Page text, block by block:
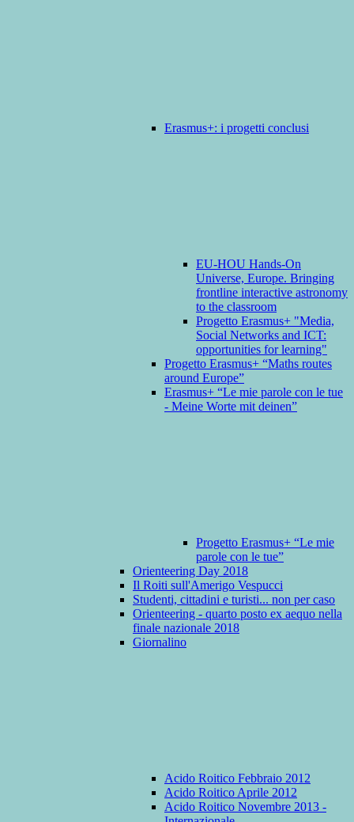
Erasmus+: i progetti conclusi
EU-HOU Hands-On
Universe, Europe. Bringing
frontline interactive astronomy
to the classroom
Progetto Erasmus+ "Media,
Social Networks and ICT:
opportunities for learning"
Progetto Erasmus+ “Maths routes
around Europe”
Erasmus+ “Le mie parole con le tue
- Meine Worte mit deinen”
Progetto Erasmus+ “Le mie
parole con le tue”
Orienteering Day 2018
Il Roiti sull'Amerigo Vespucci
Studenti, cittadini e turisti... non per caso
Orienteering - quarto posto ex aequo nella
finale nazionale 2018
Giornalino
Acido Roitico Febbraio 2012
Acido Roitico Aprile 2012
Acido Roitico Novembre 2013 -